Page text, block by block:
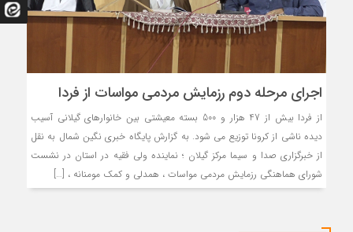
اجرای مرحله دوم رزمایش مردمی مواسات از فردا
از فردا بیش از 47 هزار و 500 بسته معیشتی بین خانوارهای گیلانی آسیب
دیده ناشی از کرونا توزیع می شود. به گزارش پایگاه خبری نگین شمال به نقل
از خبرگزاری صدا و سیما مرکز گیلان ؛ نماینده ولی فقیه در استان در نشست
شورای هماهنگی رزمایش مردمی مواسات ، همدلی و کمک مومنانه ، […]